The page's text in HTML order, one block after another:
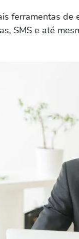
ferramentas de
SMS e até